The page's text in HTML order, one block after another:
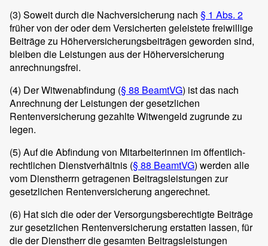
(3) Soweit durch die Nachversicherung nach § 1 Abs. 2
früher von der oder dem Versicherten geleistete freiwillige
Beiträge zu Höherversicherungsbeiträgen geworden sind,
bleiben die Leistungen aus der Höherversicherung
anrechnungsfrei.
(4) Der Witwenabfindung (§ 88 BeamtVG) ist das nach
Anrechnung der Leistungen der gesetzlichen
Rentenversicherung gezahlte Witwengeld zugrunde zu
legen.
(5) Auf die Abfindung von Mitarbeiterinnen im öffentlich-
rechtlichen Dienstverhältnis (§ 88 BeamtVG) werden alle
vom Dienstherrn getragenen Beitragsleistungen zur
gesetzlichen Rentenversicherung angerechnet.
(6) Hat sich die oder der Versorgungsberechtigte Beiträge
zur gesetzlichen Rentenversicherung erstatten lassen, für
die der Dienstherr die gesamten Beitragsleistungen